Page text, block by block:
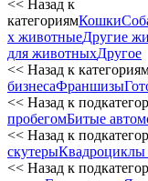
<< Назад к
категориямКошки
х животныеДругие
для животныхДругое
<< Назад к
бизнесаФраншизы
<< Назад к
пробегомБитые
<< Назад к
скутерыКвадроциклы
<< Назад к